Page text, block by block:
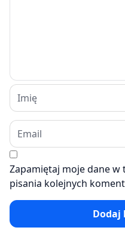
Zapamiętaj moje dane w
pisania kolejnych
Dodaj